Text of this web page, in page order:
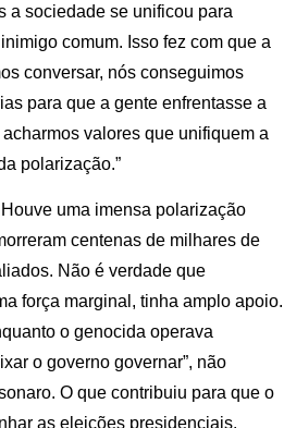
a sociedade se unificou para
comum. Isso fez com que a
conversar, nós conseguimos
para que a gente enfrentasse a
valores que unifiquem a
polarização.”
uma imensa polarização
centenas de milhares de
Não é verdade que
força marginal, tinha amplo apoio.
o genocida operava
o governo governar”, não
O que contribuiu para que o
as eleições presidenciais.